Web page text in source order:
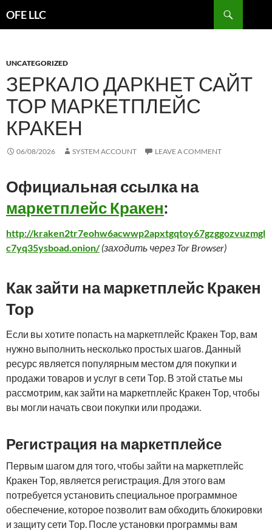
OFE LLC
UNCATEGORIZED
ЗЕРКАЛО ДАРКНЕТ САЙТ
ТОР МАРКЕТПЛЕЙС
КРАКЕН
06/08/2026 SYSTEM ACCOUNT LEAVE A COMMENT
Официальная ссылка на
маркетплейс Кракен:
http://kraken2tr7eohw6acwwp2apxtgqtoy67gzggozvuzmgl
c7yq35ysboad.onion/ (заходить через Tor Browser)
Как зайти на маркетплейс Кракен
Тор
Если вы хотите попасть на маркетплейс Кракен Тор, вам
нужно выполнить несколько простых шагов. Данный
ресурс является популярным местом для покупки и
продажи товаров и услуг в сети Тор. В этой статье мы
рассмотрим, как зайти на маркетплейс Кракен Тор, чтобы
вы могли начать свои покупки или продажи.
Регистрация на маркетплейсе
Первым шагом для того, чтобы зайти на маркетплейс
Кракен Тор, является регистрация. Для этого вам
потребуется установить специальное программное
обеспечение, которое позволит вам обходить блокировки
и защиту сети Тор. После установки программы вам